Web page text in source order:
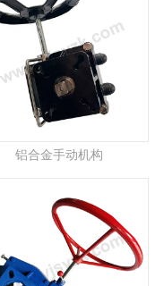
铝合金手动机构